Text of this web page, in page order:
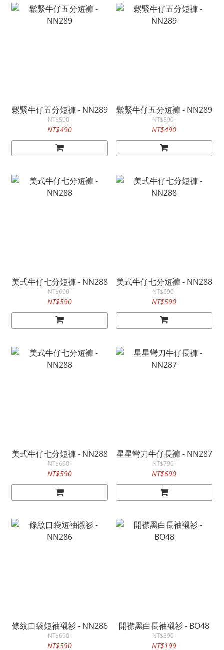
鬆緊牛仔五分短褲 - NN289
NT$590
NT$490
鬆緊牛仔五分短褲 - NN289
NT$590
NT$490
美式牛仔七分短褲 - NN288
NT$690
NT$590
美式牛仔七分短褲 - NN288
NT$690
NT$590
美式牛仔七分短褲 - NN288
NT$690
NT$590
星星彎刀牛仔長褲 - NN287
NT$790
NT$690
條紋口袋短袖襯衫 - NN286
NT$690
NT$590
開襟黑白長袖襯衫 - BO48
NT$390
NT$199